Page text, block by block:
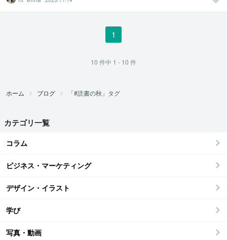
1
10 件中 1 - 10 件
ホーム ブログ 「#読書の秋」タグ
カテゴリ一覧
コラム
ビジネス・マーケティング
デザイン・イラスト
学び
写真・動画